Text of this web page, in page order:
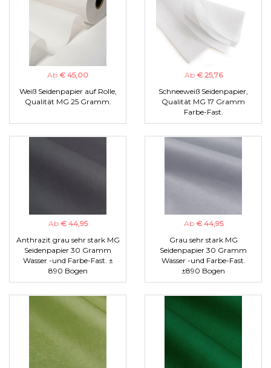
Ab € 45,00
Weiß Seidenpapier auf Rolle,
Qualität MG 25 Gramm.
Ab € 25,76
Schneeweiß Seidenpapier,
Qualität MG 17 Gramm
Farbe-Fast.
Ab € 44,95
Anthrazit grau sehr stark MG
Seidenpapier 30 Gramm
Wasser -und Farbe-Fast. ±
890 Bogen
Ab € 44,95
Grau sehr stark MG
Seidenpapier 30 Gramm
Wasser -und Farbe-Fast.
±890 Bogen